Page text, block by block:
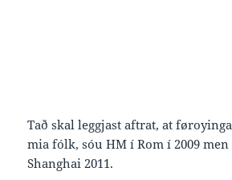
Tað skal leggjast aftrat, at
mia fólk, sóu HM í Rom í 2009
Shanghai 2011.